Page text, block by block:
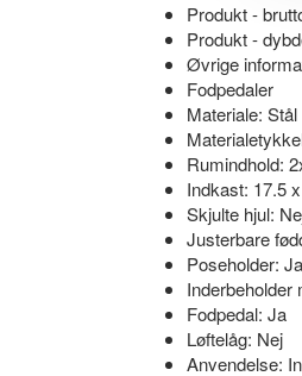
Produkt -
Produkt -
Øvrige
Fodpedaler
Materiale: Stål
Rumindhold:
Indkast: 17.5
Skjulte hjul:
Justerbare
Poseholder: Ja
Inderbeholder
Fodpedal: Ja
Løftelåg: Nej
Anvendelse: